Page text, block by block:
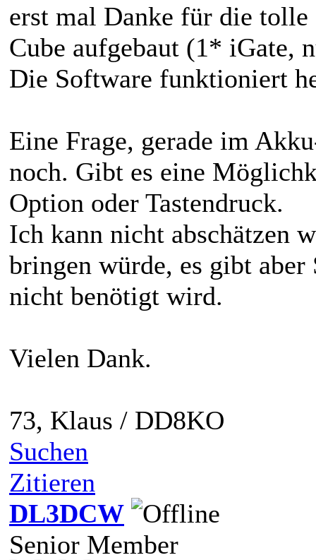
erst mal Danke für die
Cube aufgebaut (1* iGate,
Die Software funktioniert
Eine Frage, gerade im
noch. Gibt es eine
Option oder Tastendruck.
Ich kann nicht abschätzen
bringen würde, es gibt aber
nicht benötigt wird.
Vielen Dank.
73, Klaus / DD8KO
Suchen
Zitieren
DL3DCW
Senior Member